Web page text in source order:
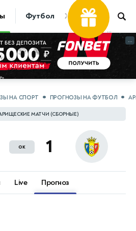
Футбол Хоккей Теннис
Фрибет
...
...
НА СПОРТ ПРОГНОЗЫ НА ФУТБОЛ
МАТЧИ (СБОРНЫЕ)
ок 1
Live Прогноз